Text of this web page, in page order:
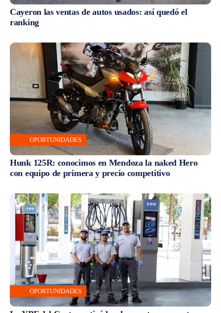
Cayeron las ventas de autos usados: así quedó el
ranking
OPORTUNIDADES
Hunk 125R: conocimos en Mendoza la naked Hero
con equipo de primera y precio competitivo
OPORTUNIDADES